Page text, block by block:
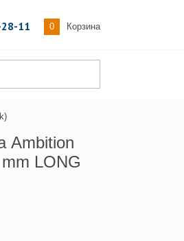
0 Корзина
11
Ambition
LONG